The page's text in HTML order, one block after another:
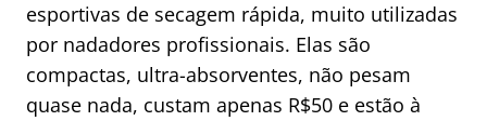
esportivas de secagem rápida, muito utilizadas
por nadadores profissionais. Elas são
compactas, ultra-absorventes, não pesam
quase nada, custam apenas R$50 e estão à